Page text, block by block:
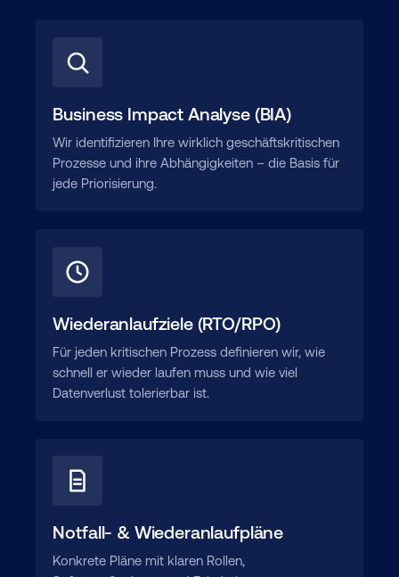
Business Impact Analyse (BIA)
Wir identifizieren Ihre wirklich geschäftskritischen
Prozesse und ihre Abhängigkeiten – die Basis für
jede Priorisierung.
Wiederanlaufziele (RTO/RPO)
Für jeden kritischen Prozess definieren wir, wie
schnell er wieder laufen muss und wie viel
Datenverlust tolerierbar ist.
Notfall- & Wiederanlaufpläne
Konkrete Pläne mit klaren Rollen,